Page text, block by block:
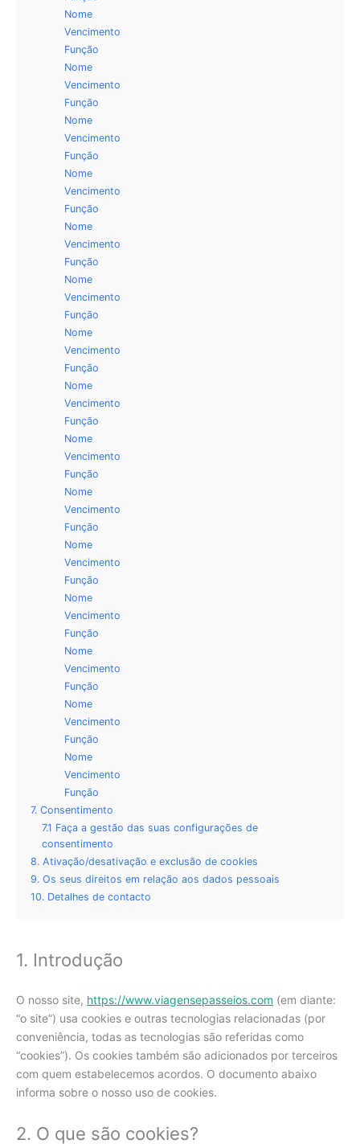
Nome
Vencimento
Função
Nome
Vencimento
Função
Nome
Vencimento
Função
Nome
Vencimento
Função
Nome
Vencimento
Função
Nome
Vencimento
Função
Nome
Vencimento
Função
Nome
Vencimento
Função
Nome
Vencimento
Função
Nome
Vencimento
Função
Nome
Vencimento
Função
Nome
Vencimento
Função
Nome
Vencimento
Função
Nome
Vencimento
Função
Nome
Vencimento
Função
7. Consentimento
7.1 Faça a gestão das suas configurações de
consentimento
8. Ativação/desativação e exclusão de cookies
9. Os seus direitos em relação aos dados pessoais
10. Detalhes de contacto
1. Introdução
O nosso site, https://www.viagensepasseios.com (em diante:
“o site”) usa cookies e outras tecnologias relacionadas (por
conveniência, todas as tecnologias são referidas como
“cookies”). Os cookies também são adicionados por terceiros
com quem estabelecemos acordos. O documento abaixo
informa sobre o nosso uso de cookies.
2. O que são cookies?